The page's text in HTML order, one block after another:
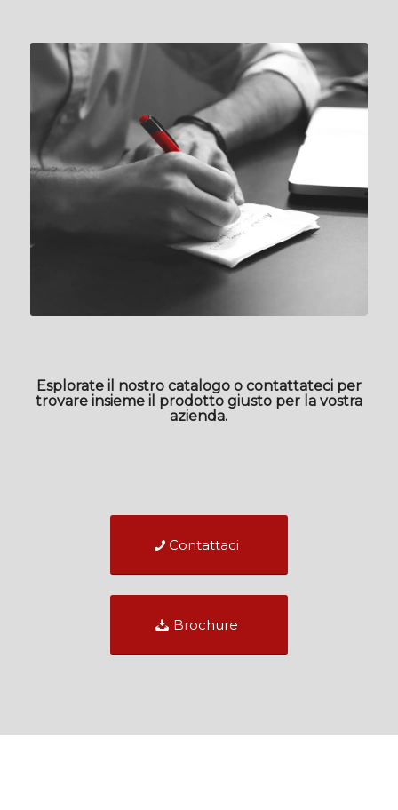
Esplorate il nostro catalogo o contattateci per
trovare insieme il prodotto giusto per la vostra
azienda.
Contattaci
Brochure